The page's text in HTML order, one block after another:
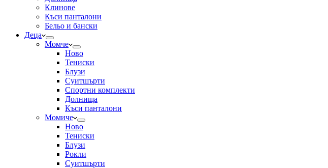
Клинове
Къси панталони
Бельо и бански
Деца
Момче
Ново
Тениски
Блузи
Суитшърти
Спортни комплекти
Долнища
Къси панталони
Момиче
Ново
Тениски
Блузи
Рокли
Суитшърти